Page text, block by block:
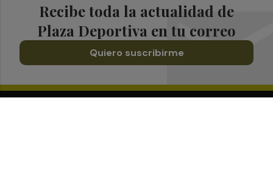
Recibe toda la actualidad de
Plaza Deportiva en tu correo
Quiero suscribirme